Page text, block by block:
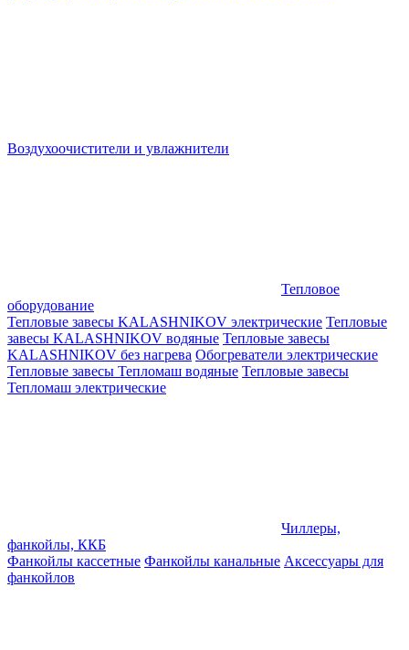
Воздухоочистители и увлажнители
Тепловое
оборудование
Тепловые завесы KALASHNIKOV электрические Тепловые
завесы KALASHNIKOV водяные Тепловые завесы
KALASHNIKOV без нагрева Обогреватели электрические
Тепловые завесы Тепломаш водяные Тепловые завесы
Тепломаш электрические
Чиллеры,
фанкойлы, ККБ
Фанкойлы кассетные Фанкойлы канальные Аксессуары для
фанкойлов